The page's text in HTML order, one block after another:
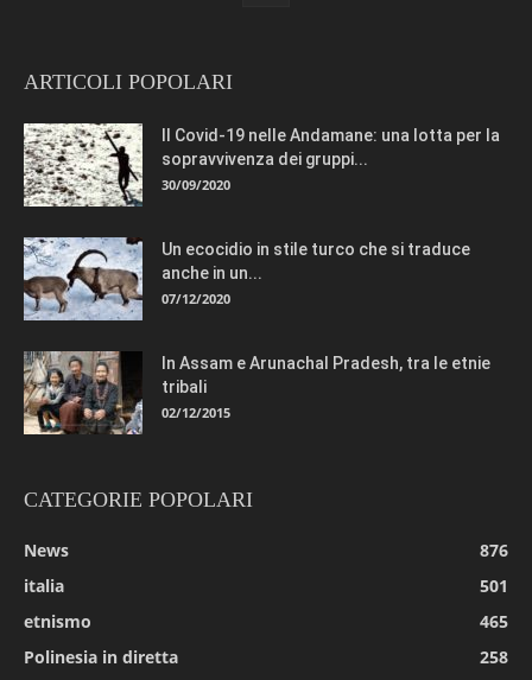
ARTICOLI POPOLARI
Il Covid-19 nelle Andamane: una lotta per la
sopravvivenza dei gruppi...
30/09/2020
Un ecocidio in stile turco che si traduce
anche in un...
07/12/2020
In Assam e Arunachal Pradesh, tra le etnie
tribali
02/12/2015
CATEGORIE POPOLARI
News
876
italia
501
etnismo
465
Polinesia in diretta
258